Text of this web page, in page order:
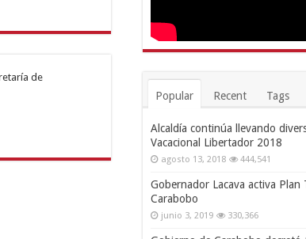
de
Popular Recent Tags
Alcaldía continúa llevando
Vacacional Libertador 2018
agosto 13, 2018 444,541
Gobernador Lacava activa Plan
Carabobo
junio 3, 2019 330,366